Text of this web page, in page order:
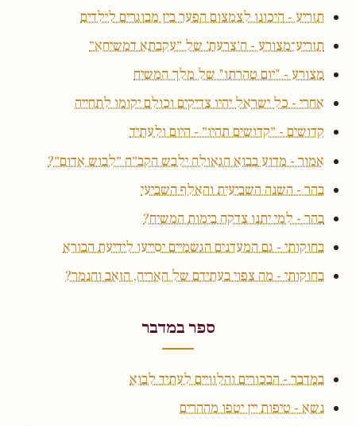
תזריע - היכונו לצמצום הפער בין מבוגרים לילדים
תזריע־מצורע - ה׳צרעת׳ של ״עקבתא דמשיחא״
מצורע - "יום טהרתו" של מלך המשיח
אחרי - כל ישראל יהיו צדיקים וכולם יקומו לתחייה
קדושים - ״קדושים תהיו״ - היום ולעתיד
אמור - מדוע בבוא הגאולה ילבש הקב״ה ״לבוש אדום״?
בהר - השנה השביעית והאלף השביעי
בהר - למי יתנו צדקה בימות המשיח?
בחוקותי - גם המעדנים הגשמיים יסייעו לידיעת הבורא
בחוקותי - מה צפוי בעתידם של האריה, הזאב והנמר?
ספר במדבר
במדבר - הבכורים והלוויים לעתיד לבוא
נשא - טיפות יין יטפו מההרים